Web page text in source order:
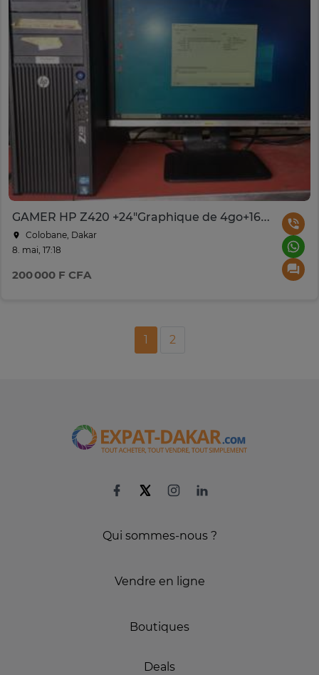
GAMER HP Z420 +24"Graphique de 4go+16go 256go
Colobane, Dakar
8. mai, 17:18
200 000 F CFA
1 2
Qui sommes-nous ?
Vendre en ligne
Boutiques
Deals